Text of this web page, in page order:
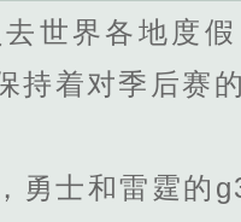
界各地度假
持着对季后赛的
士和雷霆的